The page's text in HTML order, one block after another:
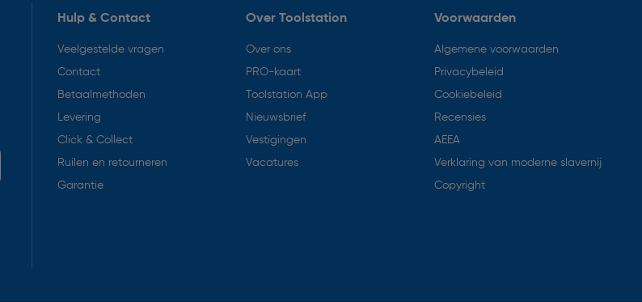
Hulp & Contact
Veelgestelde vragen
Contact
Betaalmethoden
Levering
Click & Collect
Ruilen en retourneren
Garantie
Over Toolstation
Over ons
PRO-kaart
Toolstation App
Nieuwsbrief
Vestigingen
Vacatures
Voorwaarden
Algemene voorwaarden
Privacybeleid
Cookiebeleid
Recensies
AEEA
Verklaring van moderne slavernij
Copyright